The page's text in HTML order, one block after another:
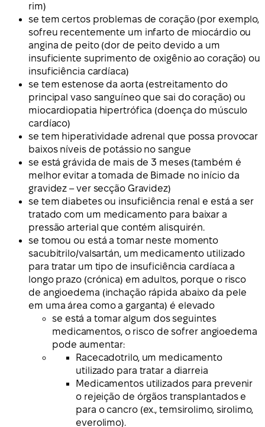
rim)
se tem certos problemas de coração (por exemplo,
sofreu recentemente um infarto de miocárdio ou
angina de peito (dor de peito devido a um
insuficiente suprimento de oxigênio ao coração) ou
insuficiência cardíaca)
se tem estenose da aorta (estreitamento do
principal vaso sanguíneo que sai do coração) ou
miocardiopatia hipertrófica (doença do músculo
cardíaco)
se tem hiperatividade adrenal que possa provocar
baixos níveis de potássio no sangue
se está grávida de mais de 3 meses (também é
melhor evitar a tomada de Bimade no início da
gravidez – ver secção Gravidez)
se tem diabetes ou insuficiência renal e está a ser
tratado com um medicamento para baixar a
pressão arterial que contém alisquirén.
se tomou ou está a tomar neste momento
sacubitrilo/valsartán, um medicamento utilizado
para tratar um tipo de insuficiência cardíaca a
longo prazo (crónica) em adultos, porque o risco
de angioedema (inchação rápida abaixo da pele
em uma área como a garganta) é elevado
se está a tomar algum dos seguintes
medicamentos, o risco de sofrer angioedema
pode aumentar:
Racecadotrilo, um medicamento
utilizado para tratar a diarreia
Medicamentos utilizados para prevenir
o rejeição de órgãos transplantados e
para o cancro (ex., temsirolimo, sirolimo,
everolimo).